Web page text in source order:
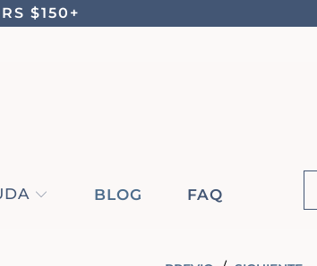
$150+
BLOG FAQ